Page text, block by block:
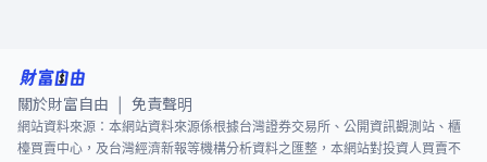
關於財富自由 免責聲明
網站資料來源：本網站資料來源係根據台灣證券交易所、公開資訊觀測站、櫃
檯買賣中心，及台灣經濟新報等機構分析資料之匯整，本網站對投資人買賣不